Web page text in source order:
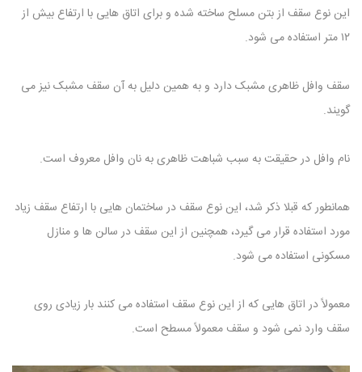
این نوع سقف از بتن مسلح ساخته شده و برای اتاق هایی با ارتفاع بیش از
۱۲ متر استفاده می شود.
سقف وافل ظاهری مشبک دارد و به همین دلیل به آن سقف مشبک نیز می
گویند.
نام وافل در حقیقت به سبب شباهت ظاهری به نان وافل معروف است.
همانطور که قبلا ذکر شد، این نوع سقف در ساختمان هایی با ارتفاع سقف زیاد
مورد استفاده قرار می گیرد، همچنین از این سقف در سالن ها و منازل
مسکونی استفاده می شود.
معمولاً در اتاق هایی که از این نوع سقف استفاده می کنند بار زیادی روی
سقف وارد نمی شود و سقف معمولاً مسطح است.